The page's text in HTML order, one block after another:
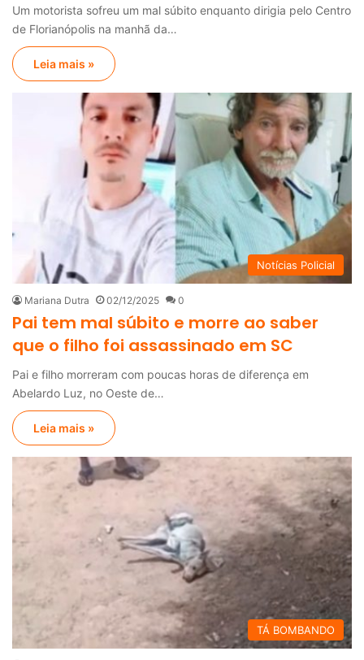
Um motorista sofreu um mal súbito enquanto dirigia pelo Centro
de Florianópolis na manhã da…
Leia mais »
Notícias Policial
Mariana Dutra 02/12/2025 0
Pai tem mal súbito e morre ao saber
que o filho foi assassinado em SC
Pai e filho morreram com poucas horas de diferença em
Abelardo Luz, no Oeste de…
Leia mais »
TÁ BOMBANDO